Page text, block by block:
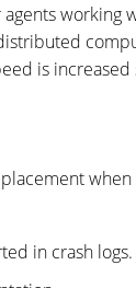
working
is increased
in crash logs.